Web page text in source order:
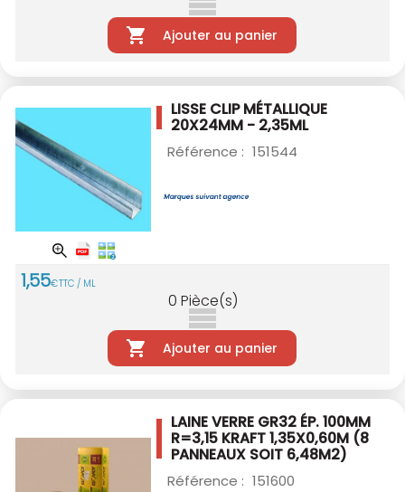
Ajouter au panier
LISSE CLIP MÉTALLIQUE
20X24MM - 2,35ML
Référence : 151544
1,55€TTC / ML
0 Pièce(s)
Ajouter au panier
LAINE VERRE GR32 ÉP. 100MM
R=3,15 KRAFT1,35X0,60M (8
PANNEAUX SOIT 6,48M2)
Référence : 151600